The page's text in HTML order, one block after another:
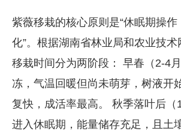
紫薇移栽的核心原则是​​“休眠期操
化”​​。根据湖南省林业局和农业技
移栽时间分为两阶段： ​​早春（2-4
冻，气温回暖但尚未萌芽，树液开
复快，成活率最高。 ​​秋季落叶后（
进入休眠期，能量储存充足，且土